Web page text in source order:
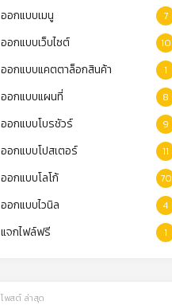
ออกแบบเมนู 7
ออกแบบเว็บไซต์ 10
ออกแบบแคตตาล็อกสินค้า 1
ออกแบบแผนที่ 8
ออกแบบโบรชัวร์ 9
ออกแบบโปสเตอร์ 11
ออกแบบโลโก้ 70
ออกแบบไวนิล 4
แจกไฟล์ฟรี 1
โพสต์ ล่าสุด